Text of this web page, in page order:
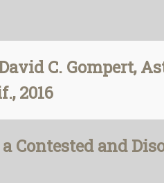
C. Gompert,
2016
Contested and